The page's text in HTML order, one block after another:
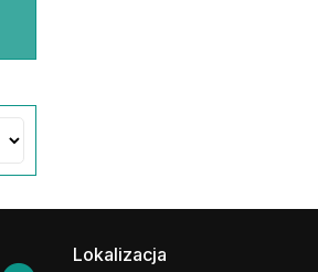
Lokalizacja